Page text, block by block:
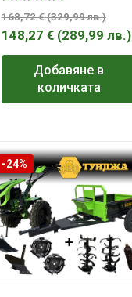
168,72€ (329,99лв.)
148,27 € (289,99 лв.)
Добавяне в
количката
-24%